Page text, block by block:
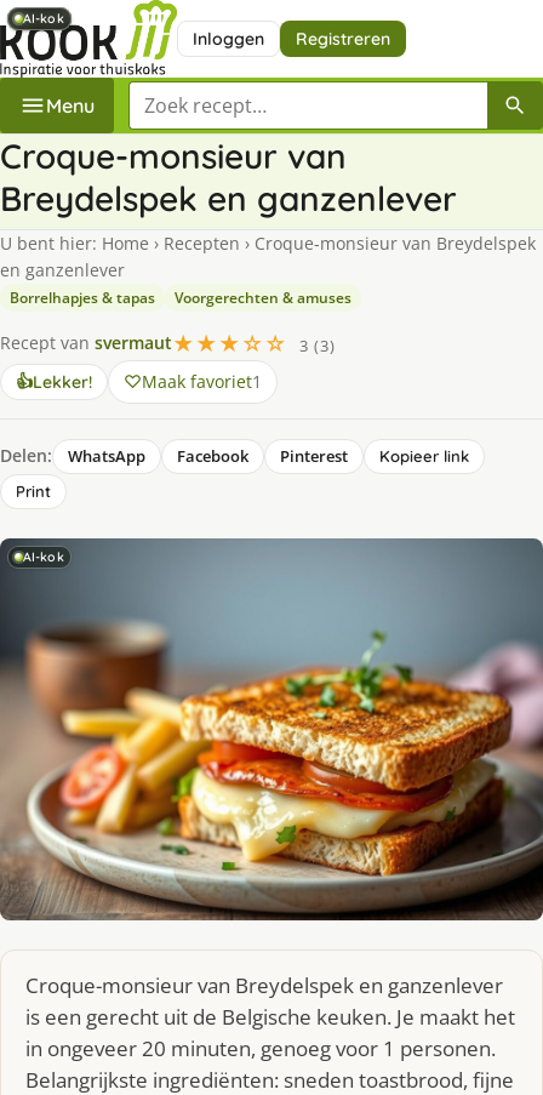
Inloggen Registreren
Menu Zoek een recept
Croque-monsieur van
Breydelspek en ganzenlever
U bent hier: Home › Recepten › Croque-monsieur van Breydelspek
en ganzenlever
Borrelhapjes & tapas Voorgerechten & amuses
Recept van svermaut★★★☆☆
3 (3)
👍Lekker! Maak favoriet1
Delen: WhatsApp Facebook Pinterest
Kopieer link
Print
AI-kok
Croque-monsieur van Breydelspek en ganzenlever
is een gerecht uit de Belgische keuken. Je maakt het
in ongeveer 20 minuten, genoeg voor 1 personen.
Belangrijkste ingrediënten: sneden toastbrood, fijne
AI-kok
AI-kok
AI-kok